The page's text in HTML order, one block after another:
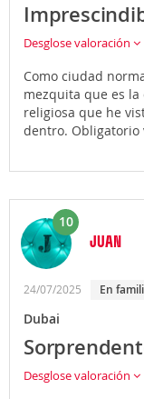
Desglose valoración
Como ciudad
mezquita que es
religiosa que he
dentro. Obligatorio
10
JUAN
24/07/2025 En
Dubai
Desglose valoración